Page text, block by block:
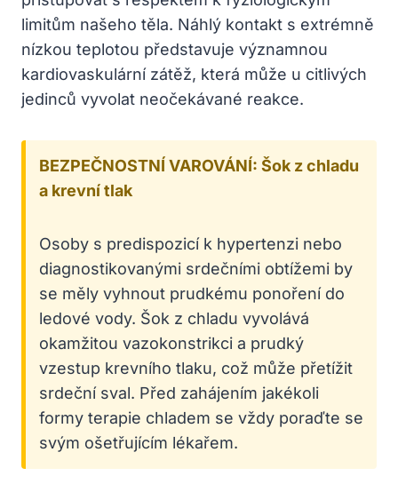
limitům našeho těla. Náhlý kontakt s extrémně
nízkou teplotou představuje významnou
kardiovaskulární zátěž, která může u citlivých
jedinců vyvolat neočekávané reakce.
BEZPEČNOSTNÍ VAROVÁNÍ: Šok z chladu
a krevní tlak
Osoby s predispozicí k hypertenzi nebo
diagnostikovanými srdečními obtížemi by
se měly vyhnout prudkému ponoření do
ledové vody. Šok z chladu vyvolává
okamžitou vazokonstrikci a prudký
vzestup krevního tlaku, což může přetížit
srdeční sval. Před zahájením jakékoli
formy terapie chladem se vždy poraďte se
svým ošetřujícím lékařem.